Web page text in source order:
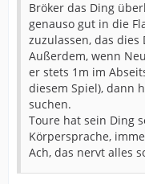
Bröker das Ding
genauso gut in die
zuzulassen, das
Außerdem, wenn
er stets 1m im
diesem Spiel), dann
suchen.
Toure hat sein Ding
Körpersprache,
Ach, das nervt alles